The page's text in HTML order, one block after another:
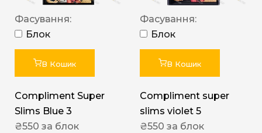
Фасування:
Блок
В Кошик
Compliment Super
Slims Blue 3
₴550 за блок
Фасування:
Блок
В Кошик
Compliment super
slims violet 5
₴550 за блок